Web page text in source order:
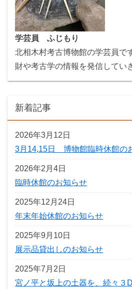
学芸員 ふじもり
北相木村考古博物館の学芸員で
財や考古学の情報を発信してい
新着記事
2026年3月12日
3月14,15日 博物館臨時休館の
2026年2月4日
臨時休館のお知らせ
2025年12月24日
年末年始休館のお知らせ
2025年9月10日
展示品貸出しのお知らせ
2025年7月2日
宮ノ平と坂上の土器を、続々３